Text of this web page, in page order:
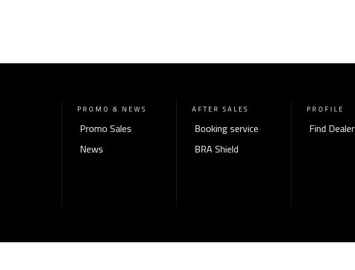
PROMO & NEWS
Promo Sales
News
AFTER SALES
Booking service
BRA Shield
PROFILE
Find Dealer